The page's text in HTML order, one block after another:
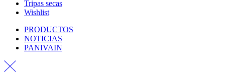
Tripas secas
Wishlist
PRODUCTOS
NOTICIAS
PANIVAIN